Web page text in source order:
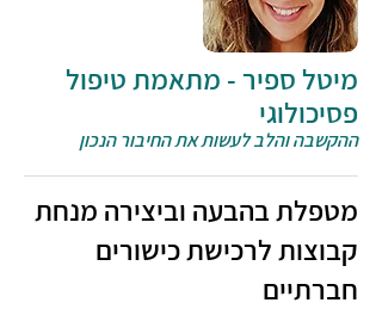
מיטל ספיר - מתאמת טיפול
פסיכולוגי
ההקשבה והלב לעשות את החיבור הנכון
מטפלת בהבעה וביצירה מנחת
קבוצות לרכישת כישורים
חברתיים